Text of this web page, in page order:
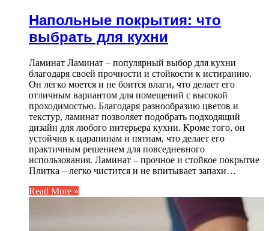
Напольные покрытия: что
выбрать для кухни
Ламинат Ламинат – популярный выбор для кухни
благодаря своей прочности и стойкости к истиранию.
Он легко моется и не боится влаги, что делает его
отличным вариантом для помещений с высокой
проходимостью. Благодаря разнообразию цветов и
текстур, ламинат позволяет подобрать подходящий
дизайн для любого интерьера кухни. Кроме того, он
устойчив к царапинам и пятнам, что делает его
практичным решением для повседневного
использования. Ламинат – прочное и стойкое покрытие
Плитка – легко чистится и не впитывает запахи…
Read More »